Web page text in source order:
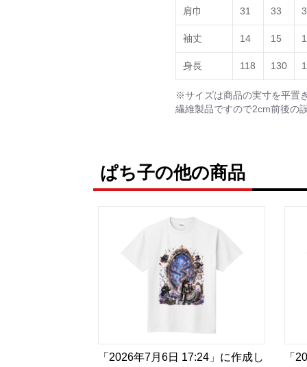
肩巾 31 33
袖丈 14 15
身長 118 130
※サイズは商品の実寸を平置
繊維製品ですので2cm前後の
ぱち子の他の商品
「2026年7月6日 17:24」に作成し
「